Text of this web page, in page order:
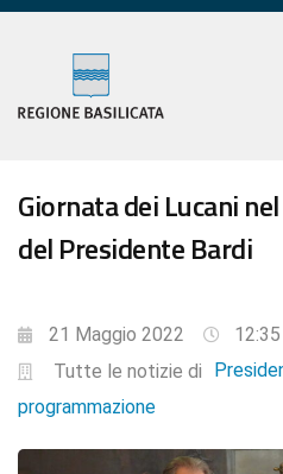
Giornata dei Lucani
del Presidente Bardi
21 Maggio 2022
12:35
Tutte le notizie di
programmazione